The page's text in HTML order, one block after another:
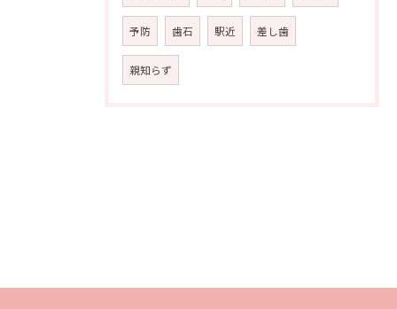
予防 歯石 駅近 差し歯
親知らず